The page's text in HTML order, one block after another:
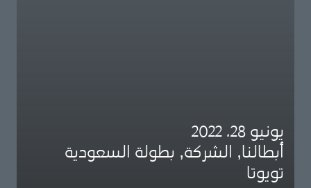
يونيو 28، 2022
أبطالنا, الشركة, بطولة السعودية
تويوتا